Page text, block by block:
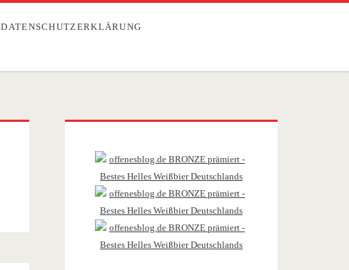
DATENSCHUTZERKLÄRUNG
Sidebar